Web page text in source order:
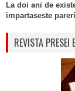
La doi ani de
impartaseste
REVISTA PRESEI